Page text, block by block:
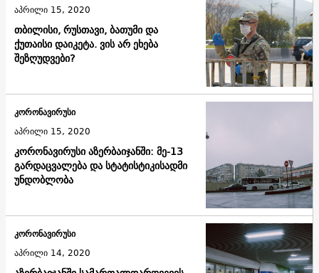
თბილისი, რუსთავი, ბათუმი და
ქუთაისი დაიკეტა. ვის არ ეხება
შეზღუდვები?
აპრილი 15, 2020
კორონავირუსი აზერბაიჯანში: მე-13
გარდაცვალება და სტატისტიკისადმი
უნდობლობა
კორონავირუსი
აპრილი 15, 2020
კორონავირუსი
აპრილი 14, 2020